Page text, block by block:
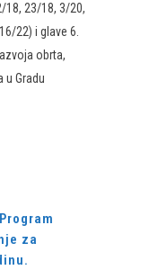
18, 23/18, 3/20,
22) i glave 6.
obrta,
u Gradu
za